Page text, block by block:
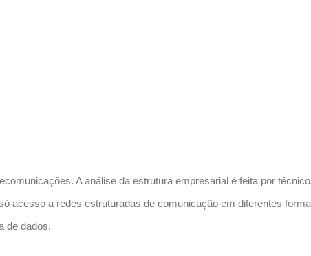
A análise da estrutura empresarial é feita por
acesso a redes estruturadas de comunicação em diferentes
de dados.